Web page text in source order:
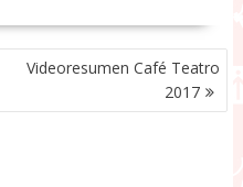
Videoresumen Café Teatro
2017